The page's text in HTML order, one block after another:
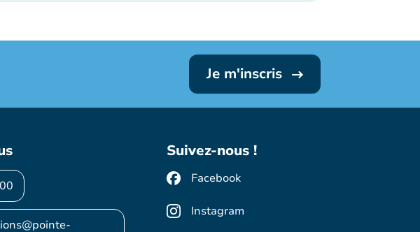
Je m'inscris
Suivez-nous !
Facebook
Instagram